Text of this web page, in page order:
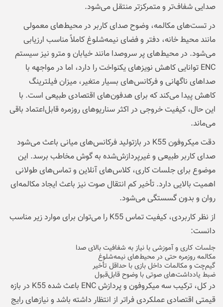
صدایی شفاف‌تر و متمرکزتر منتقل می‌شود.
در تست‌های مکالمه، وضوح صدای کاربر در محیط‌های معمولی
مانند محیط خانه، دفتر و فضای نیمه‌شلوغ کاملاً مناسب ارزیابی
می‌شود. در محیط‌های پر سروصدا مانند خیابان و مترو نیز سیستم
ENC توانایی کاهش نویزهای یکنواخت را دارد، اما در مواجهه با
صداهای ناگهانی و فرکانس‌های بسیار متغیر، میزان فیلترینگ
کاهش پیدا می‌کند که برای هدفون‌های اقتصادی طبیعی است. با
این حال، کیفیت خروجی در اکثر سناریوهای روزمره قابل‌اعتماد باقی
می‌ماند.
دقت میکروفون K55 در بازتولید فرکانس‌های میانی باعث می‌شود
صدای کاربر طبیعی و غیرپردازش‌شده به گوش مخاطب برسد. این
موضوع برای جلسات کاری، کلاس‌های آنلاین و تماس‌های طولانی
اهمیت بالایی دارد. تأخیر کم انتقال صوت نیز باعث ایجاد مکالمه‌ای
روان و بدون گسستگی می‌شود.
از نظر کاربردی، کیفیت تماس K55 را می‌توان برای موارد زیر مناسب
دانست:
جلسات کاری و آموزشی با نیاز به شفافیت بالای صدا
مکالمه روزمره حتی در محیط‌های نیمه‌شلوغ
گیم‌چت و مکالمات داخل بازی با حداقل تأخیر
ضبط یادداشت‌های صوتی با وضوح قابل‌قبول
در کل، ترکیب سه میکروفون و پردازش ENC باعث شده K55 در بازه
قیمتی اقتصادی عملکردی فراتر از انتظار داشته باشد و نیازهای رایج